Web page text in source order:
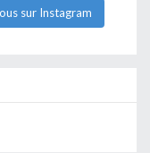
sur Instagram